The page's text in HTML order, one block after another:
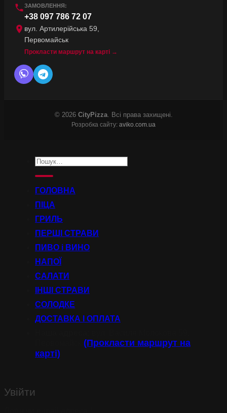
ЗАМОВЛЕННЯ:
+38 097 786 72 07
вул. Артилерійська 59,
Первомайськ
Прокласти маршрут на карті →
© 2026 CityPizza. Всі права захищені.
Розробка сайту: aviko.com.ua
Шукати:
ГОЛОВНА
ПІЦА
ГРИЛЬ
ПЕРШІ СТРАВИ
ПИВО і ВИНО
НАПОЇ
САЛАТИ
ІНШІ СТРАВИ
СОЛОДКЕ
ДОСТАВКА І ОПЛАТА
(Прокласти маршрут на
карті)
Увійти